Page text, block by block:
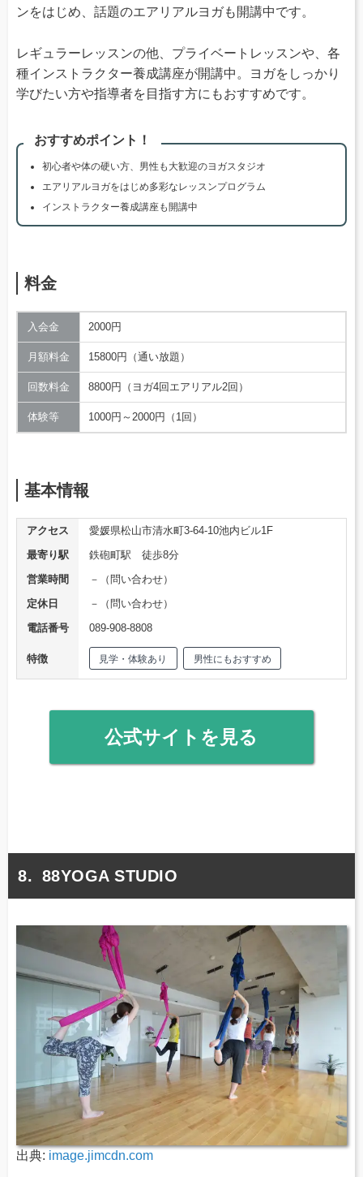
ンをはじめ、話題のエアリアルヨガも開講中です。
レギュラーレッスンの他、プライベートレッスンや、各
種インストラクター養成講座が開講中。ヨガをしっかり
学びたい方や指導者を目指す方にもおすすめです。
おすすめポイント！
初心者や体の硬い方、男性も大歓迎のヨガスタジオ
エアリアルヨガをはじめ多彩なレッスンプログラム
インストラクター養成講座も開講中
料金
入会金 2000円
月額料金 15800円（通い放題）
回数料金 8800円（ヨガ4回エアリアル2回）
体験等 1000円～2000円（1回）
基本情報
アクセス
愛媛県松山市清水町3-64-10池内ビル1F
最寄り駅
鉄砲町駅 徒歩8分
営業時間
－（問い合わせ）
定休日
－（問い合わせ）
電話番号
089-908-8808
特徴 見学・体験あり 男性にもおすすめ
公式サイトを見る
88YOGA STUDIO
出典: image.jimcdn.com